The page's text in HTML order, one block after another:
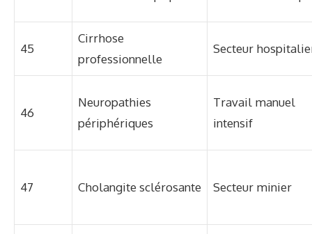
45
Cirrhose
professionnelle
Secteur
46
Neuropathies
périphériques
Travail manuel
intensif
47 Cholangite sclérosante Secteur minier